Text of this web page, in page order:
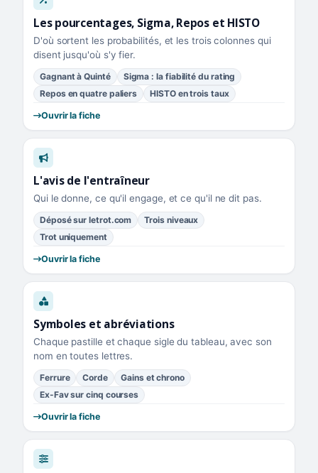
Les pourcentages, Sigma, Repos et HISTO
D'où sortent les probabilités, et les trois colonnes qui
disent jusqu'où s'y fier.
Gagnant à Quinté
Sigma : la fiabilité du rating
Repos en quatre paliers
HISTO en trois taux
Ouvrir la fiche
L'avis de l'entraîneur
Qui le donne, ce qu'il engage, et ce qu'il ne dit pas.
Déposé sur letrot.com
Trois niveaux
Trot uniquement
Ouvrir la fiche
Symboles et abréviations
Chaque pastille et chaque sigle du tableau, avec son
nom en toutes lettres.
Ferrure Corde
Gains et chrono
Ex-Fav sur cinq courses
Ouvrir la fiche